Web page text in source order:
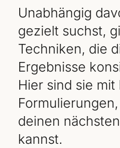
Unabhängig
gezielt suchst,
Techniken, die
Ergebnisse
Hier sind sie
deinen
kannst.